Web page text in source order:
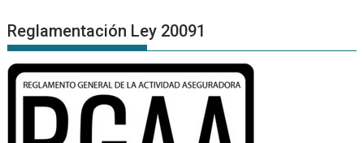
Reglamentación Ley 20091